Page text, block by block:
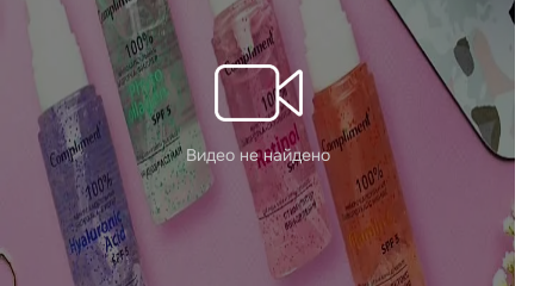
Видео не найдено